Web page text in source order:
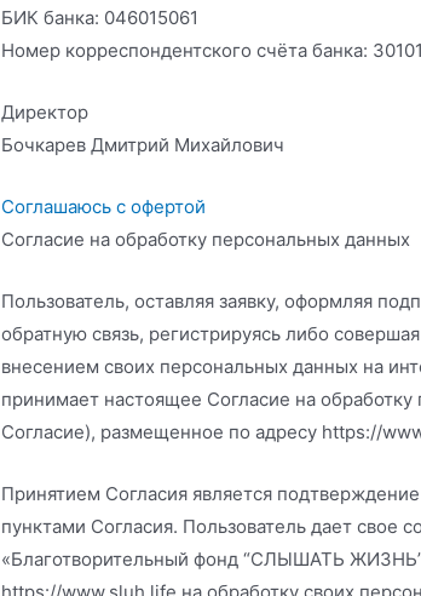
БИК банка: 046015061
Номер корреспондентского счёта банка:
Директор
Бочкарев Дмитрий Михайлович
Соглашаюсь с офертой
Согласие на обработку персональных данных
Пользователь, оставляя заявку, оформляя
обратную связь, регистрируясь либо
внесением своих персональных данных на
принимает настоящее Согласие на
Согласие), размещенное по адресу https://
Принятием Согласия является
пунктами Согласия. Пользователь дает свое
«Благотворительный фонд “СЛЫШАТЬ
https://www.sluh.life на обработку своих